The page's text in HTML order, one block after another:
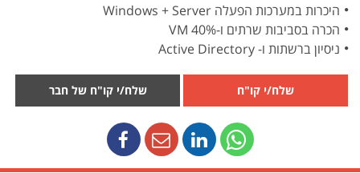
היכרות במערכות הפעלה Windows + Server
הכרה בסביבות שרתים ו-VM 40%
ניסיון ברשתות ו- Active Directory
שלח/י קו"ח שלח/י קו"ח של חבר